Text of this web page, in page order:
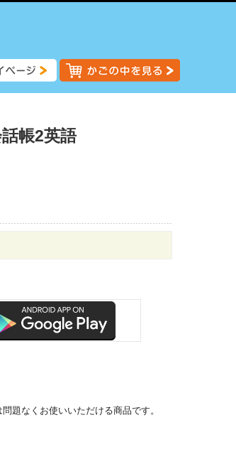
帳2英語
題なくお使いいただける商品です。